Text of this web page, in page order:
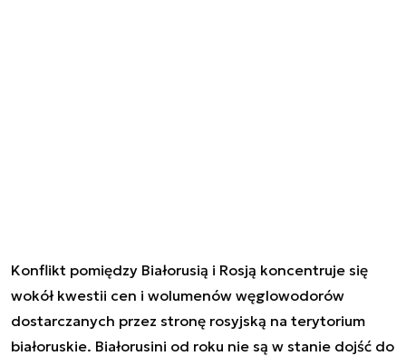
Konflikt pomiędzy Białorusią i Rosją koncentruje się
wokół kwestii cen i wolumenów węglowodorów
dostarczanych przez stronę rosyjską na terytorium
białoruskie. Białorusini od roku nie są w stanie dojść do